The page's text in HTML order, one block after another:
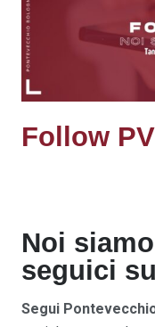
Follow PV
Noi
seguici
Segui